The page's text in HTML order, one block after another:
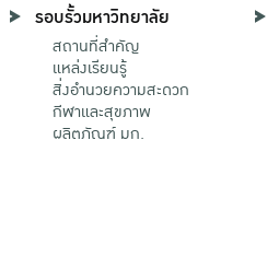
รอบรั้วมหาวิทยาลัย
สถานที่สำคัญ
แหล่งเรียนรู้
สิ่งอำนวยความสะดวก
กีฬาและสุขภาพ
ผลิตภัณฑ์ มก.